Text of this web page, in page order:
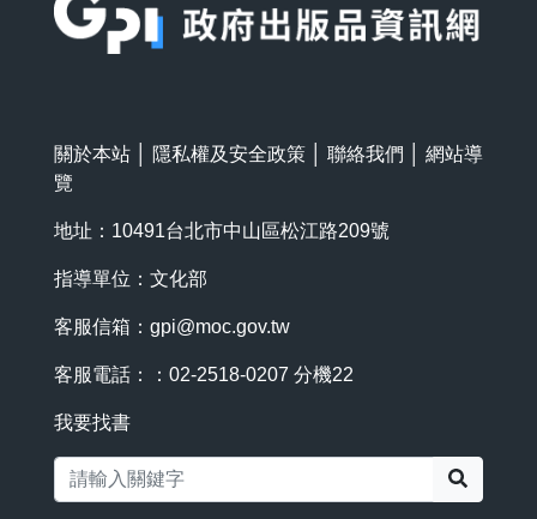
關於本站 隱私權及安全政策 聯絡我們
網站導
覽
地址：10491台北市中山區松江路209號
指導單位：文化部
客服信箱： gpi@moc.gov.tw
客服電話：：02-2518-0207 分機22
我要找書